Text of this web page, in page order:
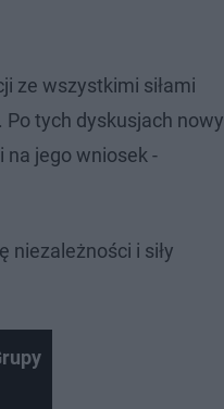
ze wszystkimi siłami
tych dyskusjach nowy
na jego wniosek -
niezależności i siły